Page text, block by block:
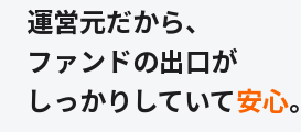
運営元だから、
ファンドの出口が
しっかりしていて安心。